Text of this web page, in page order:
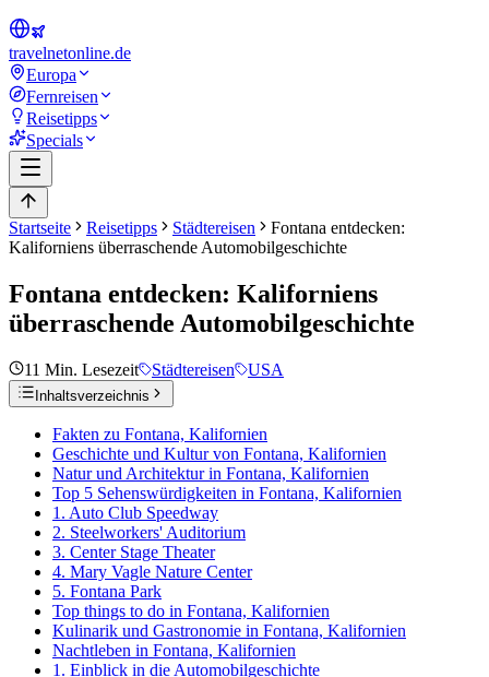
travelnetonline.de
Europa
Fernreisen
Reisetipps
Specials
Startseite Reisetipps Städtereisen
Fontana entdecken:
Kaliforniens überraschende Automobilgeschichte
Fontana entdecken: Kaliforniens
überraschende Automobilgeschichte
11 Min. Lesezeit Städtereisen USA
Inhaltsverzeichnis
Fakten zu Fontana, Kalifornien
Geschichte und Kultur von Fontana, Kalifornien
Natur und Architektur in Fontana, Kalifornien
Top 5 Sehenswürdigkeiten in Fontana, Kalifornien
1. Auto Club Speedway
2. Steelworkers' Auditorium
3. Center Stage Theater
4. Mary Vagle Nature Center
5. Fontana Park
Top things to do in Fontana, Kalifornien
Kulinarik und Gastronomie in Fontana, Kalifornien
Nachtleben in Fontana, Kalifornien
1. Einblick in die Automobilgeschichte